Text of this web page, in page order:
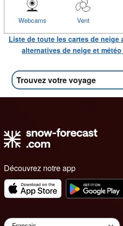
Vent
Webcams
Liste de toute les cartes de neige
alternatives de neige et
Trouvez votre voyage
Découvrez notre app